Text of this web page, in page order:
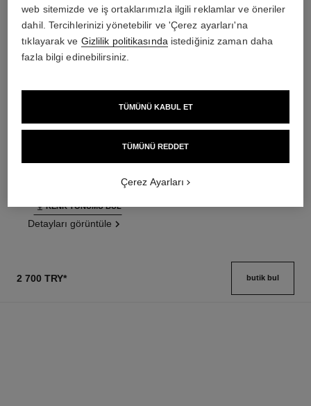
Ultrawear – All-day Comfort –
Flawless Finish Foundation
35 seçeneği ton
RENK TONUMU BUL
Detayları görüntüle
Doğal Bi̇ti̇şli̇ Toz Pudra.
Seyahat Dostu Tasarim
10 seçeneği ton
2 700 TRY* butik bul
web sitemizde ve iş ortaklarımızla ilgili reklamlar ve öneriler
dahil. Tercihlerinizi yönetebilir ve 'Çerez ayarları'na
tıklayarak ve Gizlilik politikasında istediğiniz zaman daha
fazla bilgi edinebilirsiniz.
TÜMÜNÜ REDDET
TÜMÜNÜ KABUL ET
Çerez Ayarları